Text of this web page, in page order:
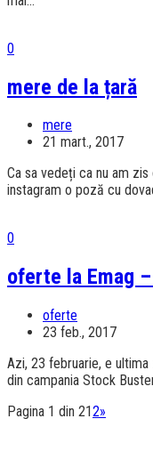
0
mere de la țară
mere
21 mart., 2017
Ca sa vedeți ca nu am
instagram o poză cu
0
oferte la Emag
oferte
23 feb., 2017
Azi, 23 februarie, e
din campania Stock
Pagina 1 din 212»